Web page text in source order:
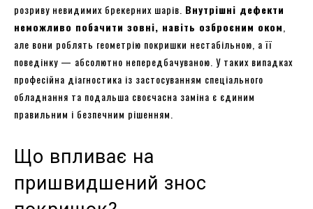
розриву невидимих брекерних шарів. Внутрішні дефекти
неможливо побачити зовні, навіть озброєним оком
але вони роблять геометрію покришки нестабільною, а її
поведінку — абсолютно непередбачуваною. У таких випадках
професійна діагностика із застосуванням спеціального
обладнання та подальша своєчасна заміна є єдиним
правильним і безпечним рішенням.
Що впливає на
пришвидшений знос